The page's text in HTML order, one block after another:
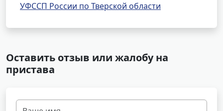
УФССП России по Тверской области
Оставить отзыв или жалобу на
пристава